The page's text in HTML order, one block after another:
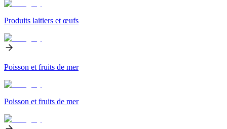
Produits laitiers et œufs
Poisson et fruits de mer
Poisson et fruits de mer